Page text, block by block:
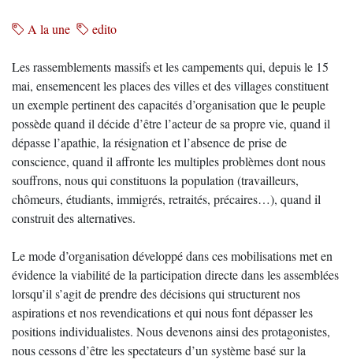
A la une edito
Les rassemblements massifs et les campements qui, depuis le 15
mai, ensemencent les places des villes et des villages constituent
un exemple pertinent des capacités d’organisation que le peuple
possède quand il décide d’être l’acteur de sa propre vie, quand il
dépasse l’apathie, la résignation et l’absence de prise de
conscience, quand il affronte les multiples problèmes dont nous
souffrons, nous qui constituons la population (travailleurs,
chômeurs, étudiants, immigrés, retraités, précaires…), quand il
construit des alternatives.
Le mode d’organisation développé dans ces mobilisations met en
évidence la viabilité de la participation directe dans les assemblées
lorsqu’il s’agit de prendre des décisions qui structurent nos
aspirations et nos revendications et qui nous font dépasser les
positions individualistes. Nous devenons ainsi des protagonistes,
nous cessons d’être les spectateurs d’un système basé sur la